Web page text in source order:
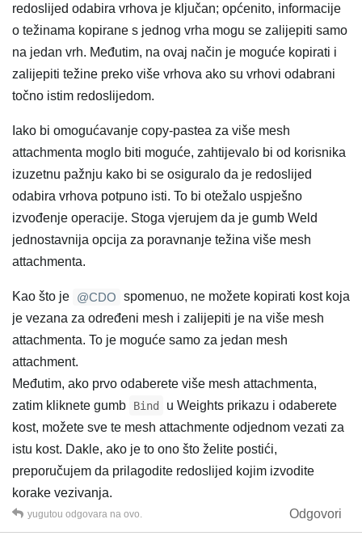
redoslijed odabira vrhova je ključan; općenito, informacije
o težinama kopirane s jednog vrha mogu se zalijepiti samo
na jedan vrh. Međutim, na ovaj način je moguće kopirati i
zalijepiti težine preko više vrhova ako su vrhovi odabrani
točno istim redoslijedom.
Iako bi omogućavanje copy-pastea za više mesh
attachmenta moglo biti moguće, zahtijevalo bi od korisnika
izuzetnu pažnju kako bi se osiguralo da je redoslijed
odabira vrhova potpuno isti. To bi otežalo uspješno
izvođenje operacije. Stoga vjerujem da je gumb Weld
jednostavnija opcija za poravnanje težina više mesh
attachmenta.
Kao što je @CDO spomenuo, ne možete kopirati kost koja
je vezana za određeni mesh i zalijepiti je na više mesh
attachmenta. To je moguće samo za jedan mesh
attachment.
Međutim, ako prvo odaberete više mesh attachmenta,
zatim kliknete gumb
Bind
u Weights prikazu i odaberete
kost, možete sve te mesh attachmente odjednom vezati za
istu kost. Dakle, ako je to ono što želite postići,
preporučujem da prilagodite redoslijed kojim izvodite
korake vezivanja.
Odgovori
yugutou odgovara na ovo.